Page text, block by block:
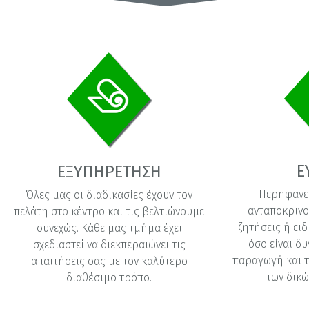
ΕΞΥΠΗΡΕΤΗΣΗ
Όλες μας οι διαδικασίες έχουν τον
πελάτη στο κέντρο και τις βελτιώνουμε
συνεχώς. Κάθε μας τμήμα έχει
σχεδιαστεί να διεκπεραιώνει τις
απαιτήσεις σας με τον καλύτερο
διαθέσιμο τρόπο.
ζητήσεις ή
όσο είναι
παραγωγή και
των